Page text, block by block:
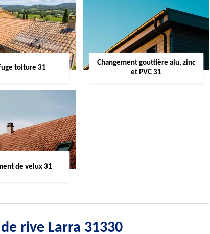
toiture 31
Changement gouttière alu, zinc
et PVC 31
de velux 31
rive Larra 31330